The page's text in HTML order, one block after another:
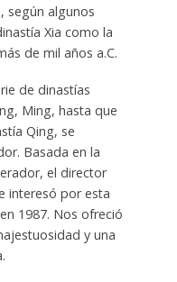
según algunos
Xia como la
de mil años a.C.
de dinastías
Ming, hasta que
Qing, se
Basada en la
el director
interesó por esta
1987. Nos ofreció
y una